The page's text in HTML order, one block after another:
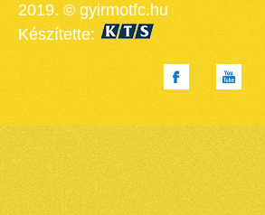
2019. © gyirmotfc.hu
Készítette: